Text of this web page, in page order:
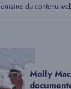
du contenu
Molly